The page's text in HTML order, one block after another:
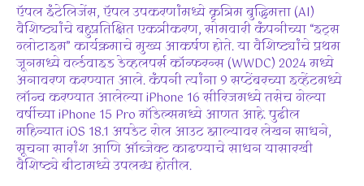
ऍपल इंटेलिजेंस, ऍपल उपकरणांमध्ये कृत्रिम बुद्धिमत्ता (AI)
वैशिष्ट्यांचे बहुप्रतिक्षित एकत्रीकरण, सोमवारी कंपनीच्या “इट्स
ग्लोटाइम” कार्यक्रमाचे मुख्य आकर्षण होते. या वैशिष्ट्यांचे प्रथम
जूनमध्ये वर्ल्डवाइड डेव्हलपर्स कॉन्फरन्स (WWDC) 2024 मध्ये
अनावरण करण्यात आले. कंपनी त्यांना 9 सप्टेंबरच्या इव्हेंटमध्ये
लॉन्च करण्यात आलेल्या iPhone 16 सीरिजमध्ये तसेच गेल्या
वर्षीच्या iPhone 15 Pro मॉडेल्समध्ये आणत आहे. पुढील
महिन्यात iOS 18.1 अपडेट रोल आउट झाल्यावर लेखन साधने,
सूचना सारांश आणि ऑब्जेक्ट काढण्याचे साधन यासारखी
वैशिष्ट्ये बीटामध्ये उपलब्ध होतील.